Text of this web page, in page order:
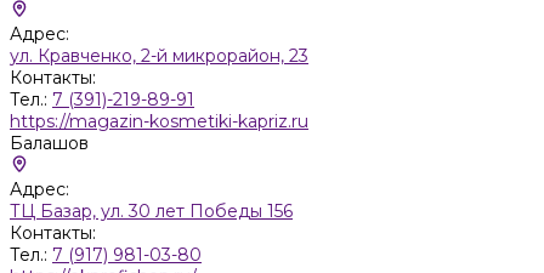
Адрес:
ул. Кравченко, 2-й микрорайон, 23
Контакты:
Тел.: 7 (391)-219-89-91
https://magazin-kosmetiki-kapriz.ru
Балашов
Адрес:
ТЦ Базар, ул. 30 лет Победы 156
Контакты:
Тел.: 7 (917) 981-03-80